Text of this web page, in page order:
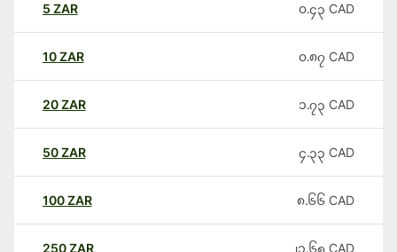
5 ZAR ၀.၄၃ CAD
10ZAR ၀.၈၇ CAD
20ZAR ၁.၇၃ CAD
50ZAR ၄.၃၃ CAD
100ZAR ၈.၆၆ CAD
250ZAR ၂၁.၆၅ CAD